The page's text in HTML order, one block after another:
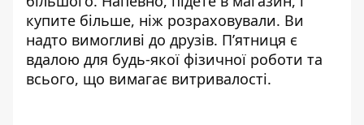
купите більше, ніж розраховували. Ви
надто вимогливі до друзів. П’ятниця є
вдалою для будь-якої фізичної роботи та
всього, що вимагає витривалості.